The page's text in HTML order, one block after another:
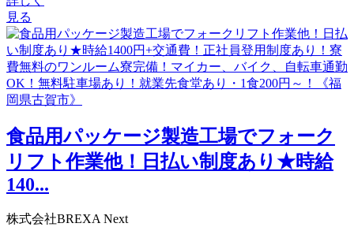
見る
食品用パッケージ製造工場でフォーク
リフト作業他！日払い制度あり★時給
140...
株式会社BREXA Next